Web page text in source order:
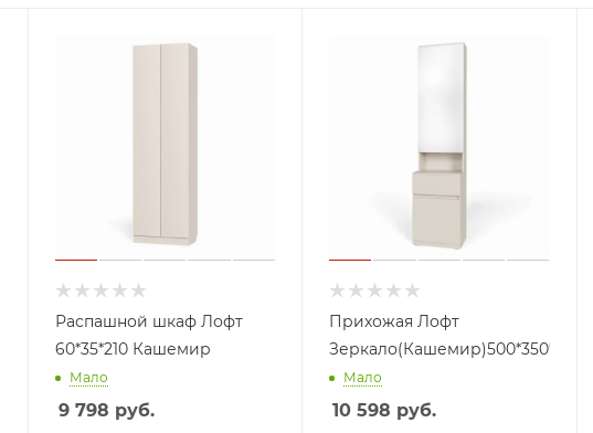
Распашной шкаф Лофт
60*35*210 Кашемир
Мало
9 798 руб.
Прихожая Лофт
Зеркало(Кашемир)500*350*2100
Мало
10 598 руб.